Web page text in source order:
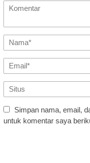
Simpan nama, email,
untuk komentar saya